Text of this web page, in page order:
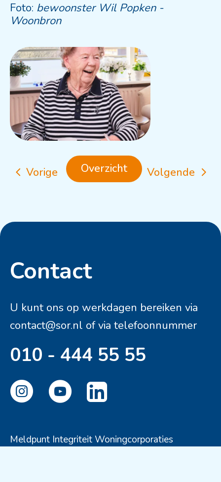
Foto: bewoonster Wil Popken -
Woonbron
Volgende
Overzicht
Vorige
Contactinformatie
Contact
U kunt ons op werkdagen bereiken via
contact@sor.nl of via telefoonnummer
010 - 444 55 55
Meldpunt Integriteit Woningcorporaties